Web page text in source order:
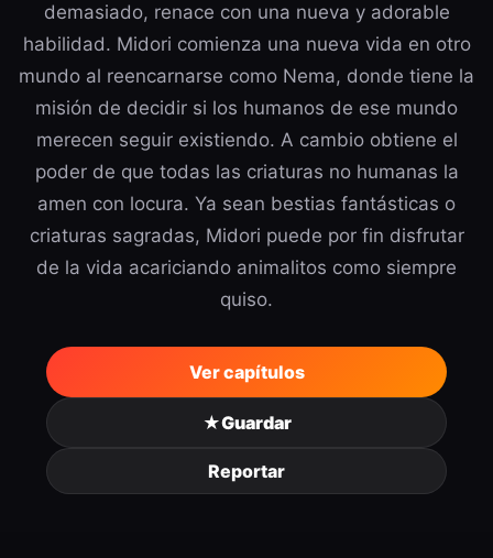
demasiado, renace con una nueva y adorable
habilidad. Midori comienza una nueva vida en otro
mundo al reencarnarse como Nema, donde tiene la
misión de decidir si los humanos de ese mundo
merecen seguir existiendo. A cambio obtiene el
poder de que todas las criaturas no humanas la
amen con locura. Ya sean bestias fantásticas o
criaturas sagradas, Midori puede por fin disfrutar
de la vida acariciando animalitos como siempre
quiso.
Ver capítulos
★Guardar
Reportar